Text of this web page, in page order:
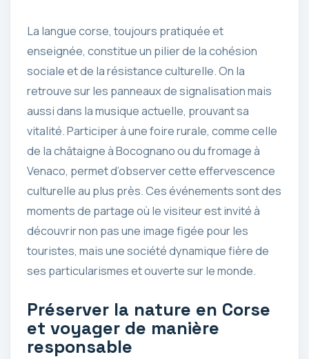
La langue corse, toujours pratiquée et
enseignée, constitue un pilier de la cohésion
sociale et de la résistance culturelle. On la
retrouve sur les panneaux de signalisation mais
aussi dans la musique actuelle, prouvant sa
vitalité. Participer à une foire rurale, comme celle
de la châtaigne à Bocognano ou du fromage à
Venaco, permet d’observer cette effervescence
culturelle au plus près. Ces événements sont des
moments de partage où le visiteur est invité à
découvrir non pas une image figée pour les
touristes, mais une société dynamique fière de
ses particularismes et ouverte sur le monde.
Préserver la nature en Corse
et voyager de manière
responsable